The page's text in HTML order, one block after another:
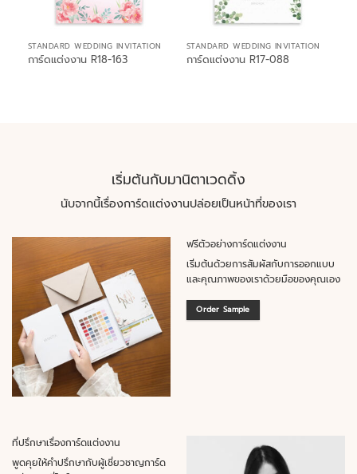
STANDARD WEDDING INVITATION
การ์ดแต่งงาน R18-163
STANDARD WEDDING INVITATION
การ์ดแต่งงาน R17-088
เริ่มต้นกับมานิตาเวดดิ้ง
นับจากนี้เรื่องการ์ดแต่งงานปล่อยเป็นหน้าที่ของเรา
ฟรีตัวอย่างการ์ดแต่งงาน
เริ่มต้นด้วยการสัมผัสกับการออกแบบ
และคุณภาพของเราด้วยมือของคุณเอง
Order Sample
ที่ปรึกษาเรื่องการ์ดแต่งงาน
พูดคุยให้คำปรึกษากับผู้เชี่ยวชาญการ์ด